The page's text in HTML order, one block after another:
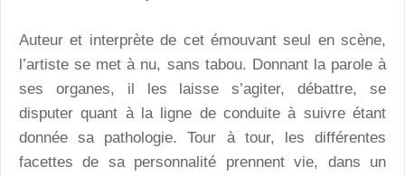
Auteur et interprète de cet émouvant seul en scène,
l’artiste se met à nu, sans tabou. Donnant la parole à
ses organes, il les laisse s’agiter, débattre, se
disputer quant à la ligne de conduite à suivre étant
donnée sa pathologie. Tour à tour, les différentes
facettes de sa personnalité prennent vie, dans un